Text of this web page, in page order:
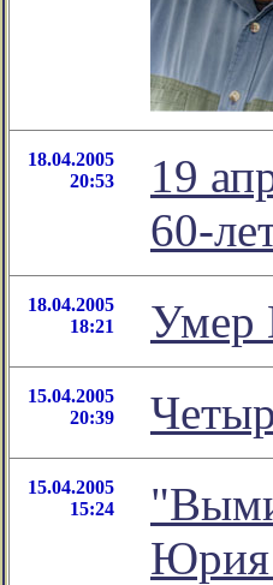
18.04.2005
20:53
19
60-
18.04.2005
18:21
Умер
15.04.2005
20:39
15.04.2005
15:24
Юрия